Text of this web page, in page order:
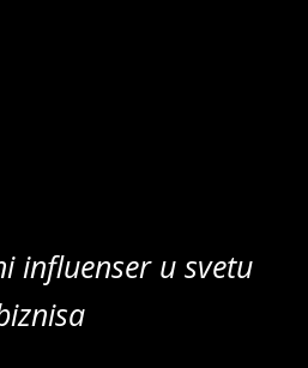
influenser u svetu